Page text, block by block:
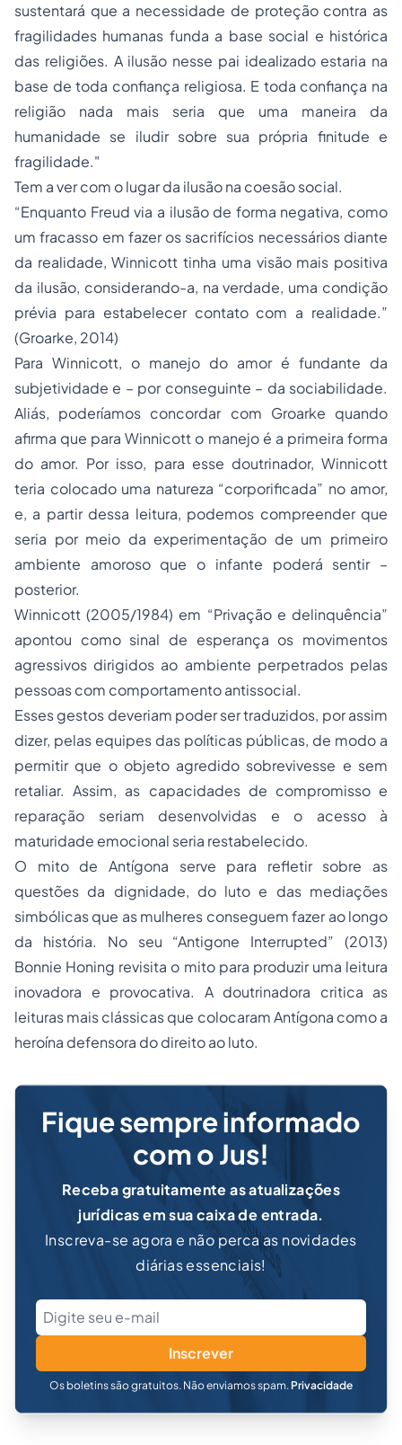
sustentará que a necessidade de proteção contra as
fragilidades humanas funda a base social e histórica
das religiões. A ilusão nesse pai idealizado estaria na
base de toda confiança religiosa. E toda confiança na
religião nada mais seria que uma maneira da
humanidade se iludir sobre sua própria finitude e
fragilidade."
Tem a ver com o lugar da ilusão na coesão social.
“Enquanto Freud via a ilusão de forma negativa, como
um fracasso em fazer os sacrifícios necessários diante
da realidade, Winnicott tinha uma visão mais positiva
da ilusão, considerando-a, na verdade, uma condição
prévia para estabelecer contato com a realidade.”
(Groarke, 2014)
Para Winnicott, o manejo do amor é fundante da
subjetividade e – por conseguinte – da sociabilidade.
Aliás, poderíamos concordar com Groarke quando
afirma que para Winnicott o manejo é a primeira forma
do amor. Por isso, para esse doutrinador, Winnicott
teria colocado uma natureza “corporificada” no amor,
e, a partir dessa leitura, podemos compreender que
seria por meio da experimentação de um primeiro
ambiente amoroso que o infante poderá sentir –
posterior.
Winnicott (2005/1984) em “Privação e delinquência”
apontou como sinal de esperança os movimentos
agressivos dirigidos ao ambiente perpetrados pelas
pessoas com comportamento antissocial.
Esses gestos deveriam poder ser traduzidos, por assim
dizer, pelas equipes das políticas públicas, de modo a
permitir que o objeto agredido sobrevivesse e sem
retaliar. Assim, as capacidades de compromisso e
reparação seriam desenvolvidas e o acesso à
maturidade emocional seria restabelecido.
O mito de Antígona serve para refletir sobre as
questões da dignidade, do luto e das mediações
simbólicas que as mulheres conseguem fazer ao longo
da história. No seu “Antigone Interrupted” (2013)
Bonnie Honing revisita o mito para produzir uma leitura
inovadora e provocativa. A doutrinadora critica as
leituras mais clássicas que colocaram Antígona como a
heroína defensora do direito ao luto.
Fique sempre informado
com o Jus!
Receba gratuitamente as atualizações
jurídicas em sua caixa de entrada.
Inscreva-se agora e não perca as novidades
diárias essenciais!
Inscrever
Os boletins são gratuitos. Não enviamos spam. Privacidade